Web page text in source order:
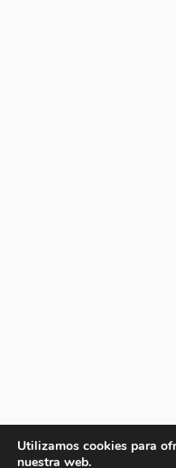
Utilizamos cookies para
nuestra web.